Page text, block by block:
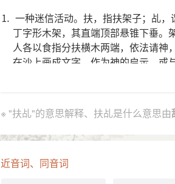
⒈ 一种迷信活动。扶，指扶架子；乩，
丁字形木架，其直端顶部悬锥下垂。
人各以食指分扶横木两端，依法请神
在沙上画成文字，作为神的启示，或
凶，或与人处方。旧时民间常于农历
在沙盘上，由两人各以食指分扶横木
启示，或与人唱和，或示人吉凶，或
※ "扶乩"的意思解释、扶乩是什么意思由
近音词、同音词